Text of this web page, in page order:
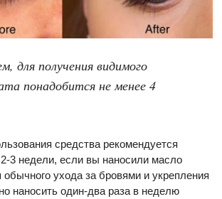
для получения видимого
понадобится не менее 4
средства рекомендуется
3 недели, если вы наносили масло
ухода за бровями и укрепления
наносить один-два раза в неделю